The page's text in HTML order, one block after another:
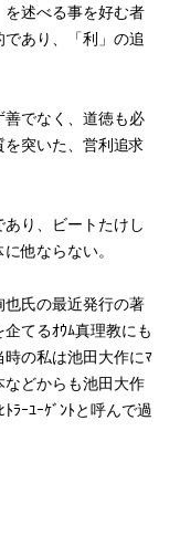
述べる事を好む者
あり、「利」の追
でなく、道徳も必
突いた、営利追求
り、ビートたけし
他ならない。
氏の最近発行の著
てるｵｳﾑ真理教にも
の私は池田大作にﾏ
などからも池田大作
ﾗｰﾕｰｹﾞﾝﾄと呼んで過